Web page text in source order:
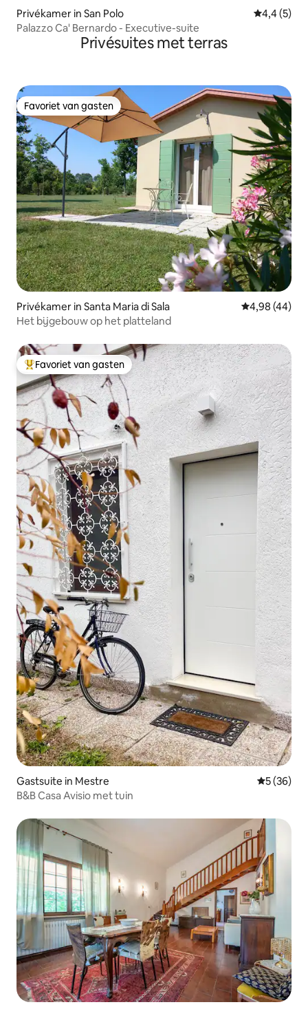
Privékamer in San Polo
4,4 (5)
Palazzo Ca' Bernardo - Executive-suite
Privésuites met terras
Favoriet van gasten
Favoriet van gasten
Privékamer in Santa Maria di Sala Gemiddelde
4,98 (44)
Het bijgebouw op het platteland
Topfavoriet van gasten
Favoriet van gasten
Gastsuite in Mestre
5 (36)
B&B Casa Avisio met tuin